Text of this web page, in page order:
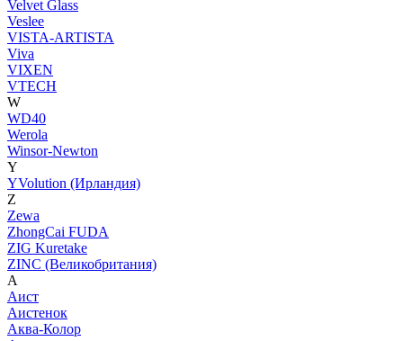
Velvet Glass
Veslee
VISTA-ARTISTA
Viva
VIXEN
VTECH
W
WD40
Werola
Winsor-Newton
Y
YVolution (Ирландия)
Z
Zewa
ZhongCai FUDA
ZIG Kuretake
ZINC (Великобритания)
А
Аист
Аистенок
Аква-Колор